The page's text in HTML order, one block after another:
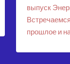
выпуск
прошлое и